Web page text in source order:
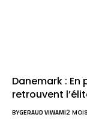
Danemark : En
retrouvent
BYGERAUD VIWAMI2